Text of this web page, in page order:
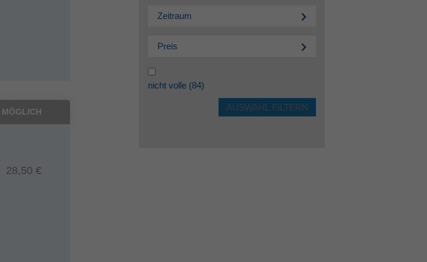
28,50 €
Zeitraum
Preis
nicht volle(84)